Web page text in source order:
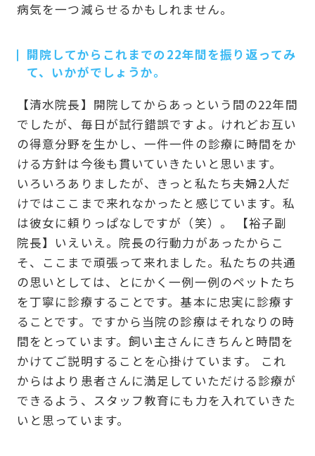
病気を一つ減らせるかもしれません。
開院してからこれまでの22年間を振り返ってみ
て、いかがでしょうか。
【清水院長】開院してからあっという間の22年間
でしたが、毎日が試行錯誤ですよ。けれどお互い
の得意分野を生かし、一件一件の診療に時間をか
ける方針は今後も貫いていきたいと思います。
いろいろありましたが、きっと私たち夫婦2人だ
けではここまで来れなかったと感じています。私
は彼女に頼りっぱなしですが（笑）。 【裕子副
院長】いえいえ。院長の行動力があったからこ
そ、ここまで頑張って来れました。私たちの共通
の思いとしては、とにかく一例一例のペットたち
を丁寧に診療することです。基本に忠実に診療す
ることです。ですから当院の診療はそれなりの時
間をとっています。飼い主さんにきちんと時間を
かけてご説明することを心掛けています。 これ
からはより患者さんに満足していただける診療が
できるよう、スタッフ教育にも力を入れていきた
いと思っています。